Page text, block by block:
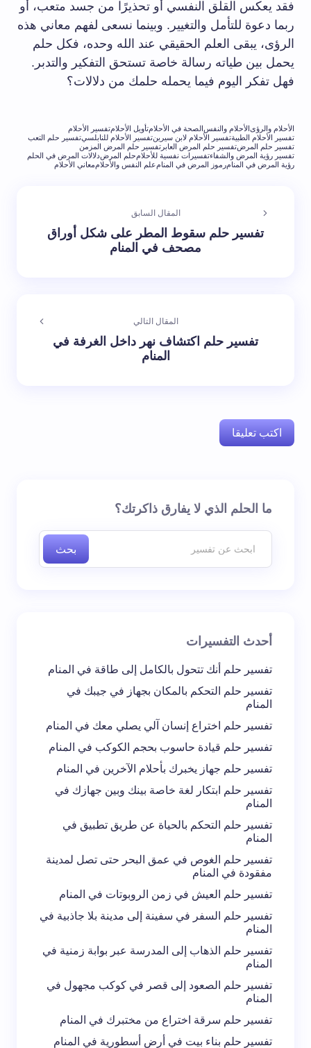
​فقد يعكس القلق النفسي أو تحذيرًا ⁤من جسد متعب، أو
ربما دعوة للتأمل والتغيير. وبينما نسعى لفهم معاني هذه
الرؤى، يبقى العلم⁤ الحقيقي عند⁢ الله وحده، فكل حلم
يحمل بين طياته ⁢رسالة خاصة تستحق التفكير والتدبر.
فهل​ تفكر اليوم⁢ فيما يحمله حلمك من دلالات؟
الأحلام والرؤىالأحلام والنفسالصحة في الأحلامتأويل الأحلامتفسير الأحلام
تفسير الأحلام الطبيةتفسير الأحلام لابن سيرينتفسير الأحلام للنابلسيتفسير حلم التعب
تفسير حلم المرضتفسير حلم المرض العابر تفسير حلم المرض المزمن
تفسير رؤية المرض والشفاءتفسيرات نفسية للأحلامحلم المرضدلالات المرض في الحلم
رؤية المرض في المنامرموز المرض في المنامعلم النفس والأحلاممعاني الأحلام
المقال السابق
تفسير حلم سقوط المطر على شكل أوراق
مصحف في المنام
المقال التالي
تفسير حلم اكتشاف نهر داخل الغرفة في
المنام
اكتب تعليقا
لن يتم نشر عنوان بريدك الإلكتروني. الحقول الإلزامية مشار
احفظ اسمي والبريد الإلكتروني في هذا المتصفح
لاستخدامه في المرة المقبلة في تعليقي.
ما الحلم الذي لا يفارق ذاكرتك؟
بحث
أحدث التفسيرات
تفسير حلم أنك تتحول بالكامل إلى طاقة في المنام
تفسير حلم التحكم بالمكان بجهاز في جيبك في
المنام
تفسير حلم اختراع إنسان آلي يصلي معك في المنام
تفسير حلم قيادة حاسوب بحجم الكوكب في المنام
تفسير حلم جهاز يخبرك بأحلام الآخرين في المنام
تفسير حلم ابتكار لغة خاصة بينك وبين جهازك في
المنام
تفسير حلم التحكم بالحياة عن طريق تطبيق في
المنام
تفسير حلم الغوص في عمق البحر حتى تصل لمدينة
مفقودة في المنام
تفسير حلم العيش في زمن الروبوتات في المنام
تفسير حلم السفر في سفينة إلى مدينة بلا جاذبية في
المنام
تفسير حلم الذهاب إلى المدرسة عبر بوابة زمنية في
المنام
تفسير حلم الصعود إلى قصر في كوكب مجهول في
المنام
تفسير حلم سرقة اختراع من مختبرك في المنام
تفسير حلم بناء بيت في أرض أسطورية في المنام